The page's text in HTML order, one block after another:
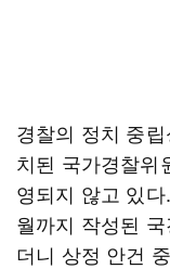
경찰의 정치 중
치된 국가경찰위
영되지 않고 있
월까지 작성된
더니 상정 안건